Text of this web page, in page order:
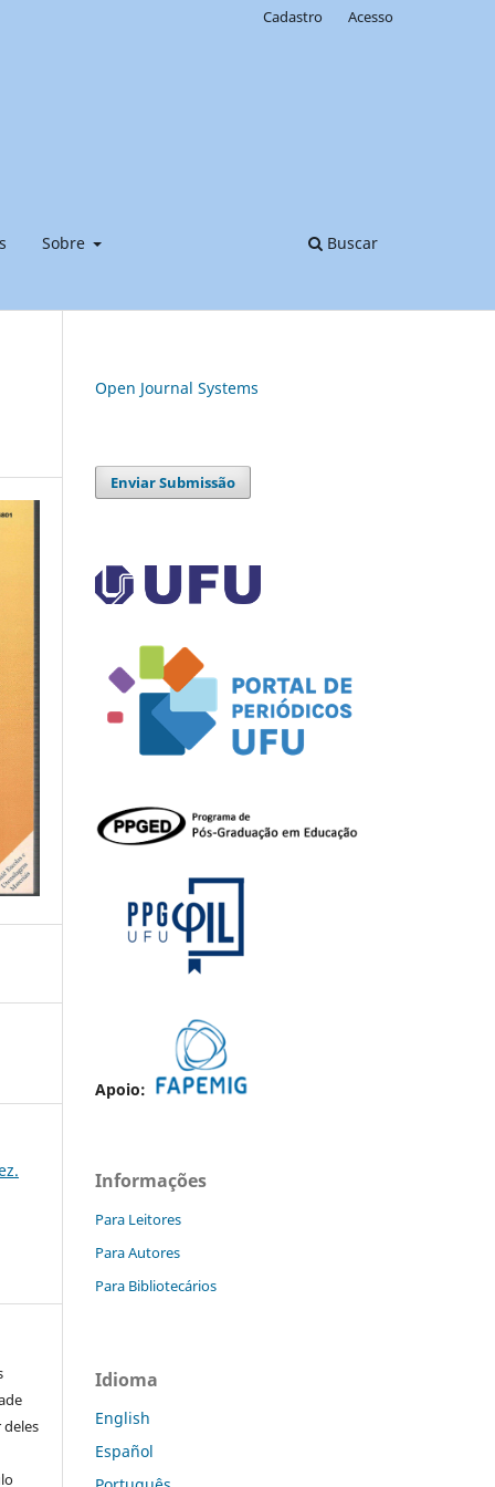
Sobre Buscar
Cadastro Acesso
Open Journal Systems
Enviar Submissão
Apoio:
Informações
Para Leitores
Para Autores
Para Bibliotecários
Idioma
English
Español